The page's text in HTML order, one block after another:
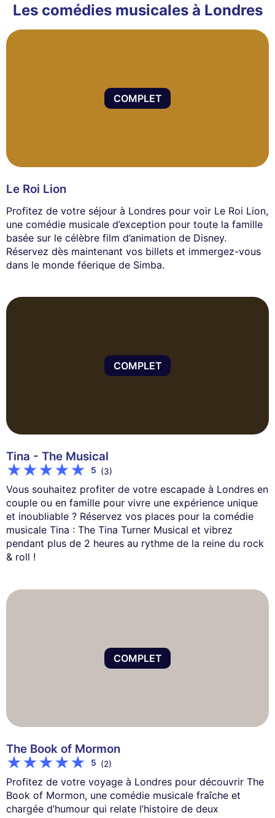
Les comédies musicales à Londres
COMPLET
Le Roi Lion
Profitez de votre séjour à Londres pour voir Le Roi Lion,
une comédie musicale d’exception pour toute la famille
basée sur le célèbre film d’animation de Disney.
Réservez dès maintenant vos billets et immergez-vous
dans le monde féerique de Simba.
COMPLET
Tina - The Musical
5 (3)
Vous souhaitez profiter de votre escapade à Londres en
couple ou en famille pour vivre une expérience unique
et inoubliable ? Réservez vos places pour la comédie
musicale Tina : The Tina Turner Musical et vibrez
pendant plus de 2 heures au rythme de la reine du rock
& roll !
COMPLET
The Book of Mormon
5 (2)
Profitez de votre voyage à Londres pour découvrir The
Book of Mormon, une comédie musicale fraîche et
chargée d’humour qui relate l’histoire de deux